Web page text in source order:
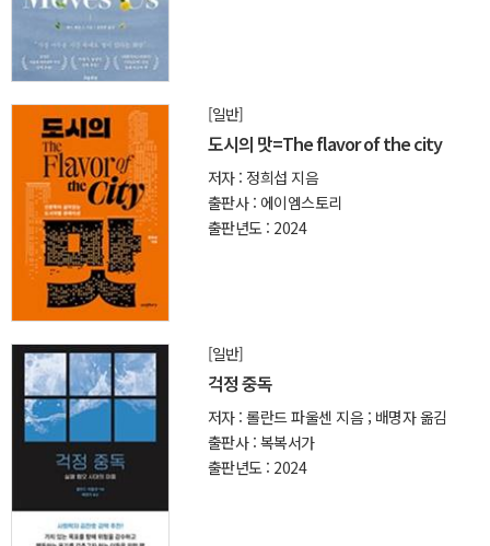
[일반]
도시의 맛=The flavor of the city
저자 : 정희섭 지음
출판사 : 에이엠스토리
출판년도 : 2024
[일반]
걱정 중독
저자 : 롤란드 파울센 지음 ; 배명자 옮김
출판사 : 복복서가
출판년도 : 2024